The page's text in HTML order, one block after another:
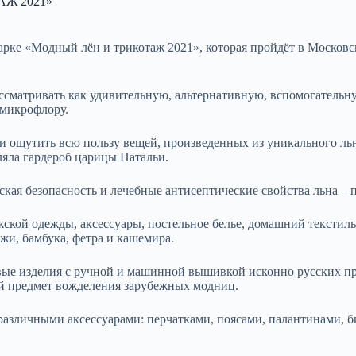
«Модный лён и трикотаж 2021», которая пройдёт в
как удивительную, альтернативную,
всю пользу вещей, произведенных из уникального
гардероб царицы Натальи.
безопасность и лечебные антисептические свойства льна
одежды, аксессуары, постельное белье, домашний
бамбука, фетра и кашемира.
изделия с ручной и машинной вышивкой исконно русских
предмет вожделения зарубежных модниц.
аксессуарами: перчатками, поясами, палантинами,